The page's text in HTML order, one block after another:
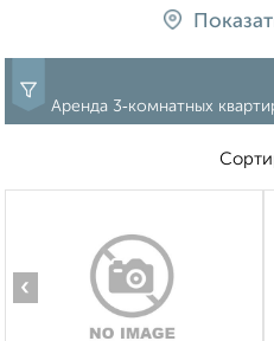
Аренда 3‑комнатных
‹